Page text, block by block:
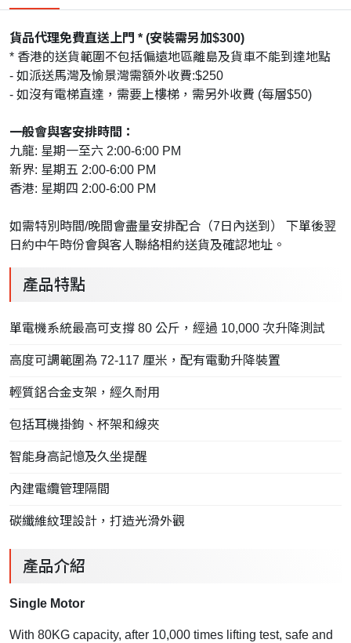
貨品代理免費直送上門 * (安裝需另加$300)
* 香港的送貨範圍不包括偏遠地區離島及貨車不能到達地點
- 如派送馬灣及愉景灣需額外收費:$250
- 如沒有電梯直達，需要上樓梯，需另外收費 (每層$50)
一般會與客安排時間：
九龍: 星期一至六 2:00-6:00 PM
新界: 星期五 2:00-6:00 PM
香港: 星期四 2:00-6:00 PM
如需特別時間/晚間會盡量安排配合（7日內送到） 下單後翌
日約中午時份會與客人聯絡相約送貨及確認地址。
產品特點
單電機系統最高可支撐 80 公斤，經過 10,000 次升降測試
高度可調範圍為 72-117 厘米，配有電動升降裝置
輕質鋁合金支架，經久耐用
包括耳機掛鉤、杯架和線夾
智能身高記憶及久坐提醒
內建電纜管理隔間
碳纖維紋理設計，打造光滑外觀
產品介紹
Single Motor
With 80KG capacity, after 10,000 times lifting test, safe and